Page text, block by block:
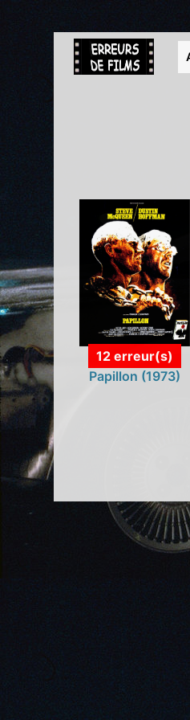
12 erreur(s)
Papillon (1973)